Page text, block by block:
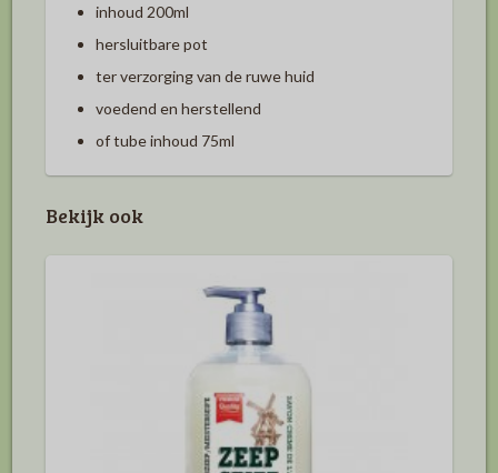
inhoud 200ml
hersluitbare pot
ter verzorging van de ruwe huid
voedend en herstellend
of tube inhoud 75ml
Bekijk ook